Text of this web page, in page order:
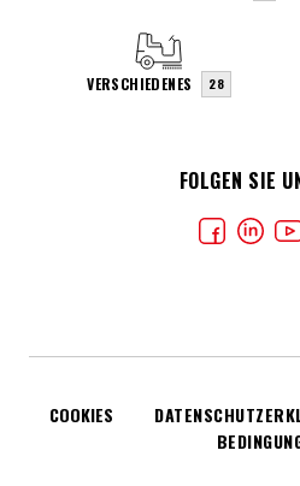
FOLGEN SIE
VERSCHIEDENES 28
COOKIES